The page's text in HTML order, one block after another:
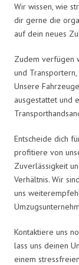
Wir wissen, wie
dir gerne die
auf dein neues
Zudem verfügen
und
Unsere
ausgestattet und
Entscheide dich
profitiere von
Zuverlässigkeit
Verhältnis. Wir
uns
Kontaktiere uns
lass uns deinen
einem